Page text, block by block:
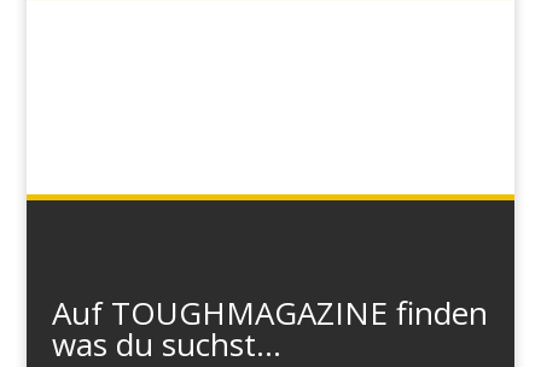
Auf TOUGHMAGAZINE finden
was du suchst...